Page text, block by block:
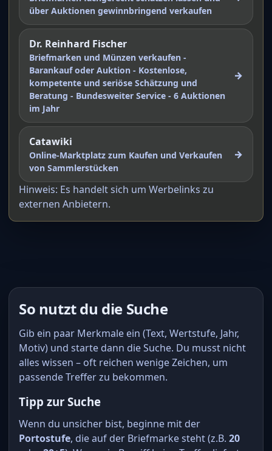
über Auktionen gewinnbringend verkaufen
Dr. Reinhard Fischer
Briefmarken und Münzen verkaufen -
Barankauf oder Auktion - Kostenlose,
kompetente und seriöse Schätzung und
Beratung - Bundesweiter Service - 6 Auktionen
im Jahr
→
Catawiki
Online-Marktplatz zum Kaufen und Verkaufen
von Sammlerstücken
→
Hinweis: Es handelt sich um Werbelinks zu
externen Anbietern.
So nutzt du die Suche
Gib ein paar Merkmale ein (Text, Wertstufe, Jahr,
Motiv) und starte dann die Suche. Du musst nicht
alles wissen – oft reichen wenige Zeichen, um
passende Treffer zu bekommen.
Tipp zur Suche
Wenn du unsicher bist, beginne mit der
Portostufe, die auf der Briefmarke steht (z.B. 20